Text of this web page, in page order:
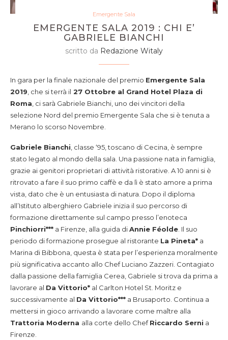
Emergente Sala
EMERGENTE SALA 2019 : CHI E’
GABRIELE BIANCHI
scritto da Redazione Witaly
In gara per la finale nazionale del premio Emergente Sala
2019, che si terrà il 27 Ottobre al Grand Hotel Plaza di
Roma, ci sarà Gabriele Bianchi, uno dei vincitori della
selezione Nord del premio Emergente Sala che si è tenuta a
Merano lo scorso Novembre.
Gabriele Bianchi, classe ‘95, toscano di Cecina, è sempre
stato legato al mondo della sala. Una passione nata in famiglia,
grazie ai genitori proprietari di attività ristorative. A 10 anni si è
ritrovato a fare il suo primo caffè e da lì è stato amore a prima
vista, dato che è un entusiasta di natura. Dopo il diploma
all’Istituto alberghiero Gabriele inizia il suo percorso di
formazione direttamente sul campo presso l’enoteca
Pinchiorri*** a Firenze, alla guida diAnnie Féolde. Il suo
periodo di formazione prosegue al ristorante La Pineta* a
Marina di Bibbona, questa è stata per l’esperienza moralmente
più significativa accanto allo Chef Luciano Zazzeri. Contagiato
dalla passione della famiglia Cerea, Gabriele si trova da prima a
lavorare al Da Vittorio* al Carlton Hotel St. Moritz e
successivamente al Da Vittorio*** a Brusaporto. Continua a
mettersi in gioco arrivando a lavorare come maître alla
Trattoria Moderna alla corte dello ChefRiccardo Serni a
Firenze.